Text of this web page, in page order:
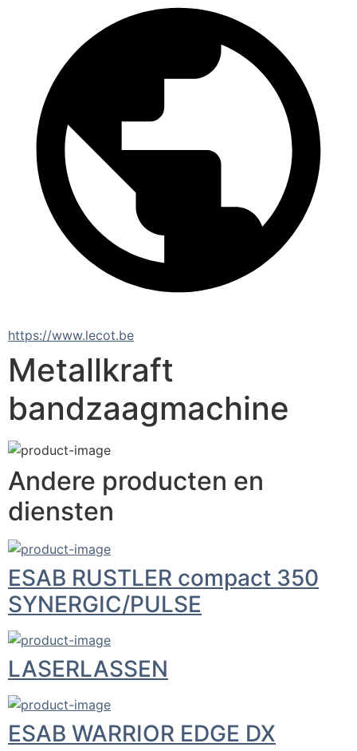
https://www.lecot.be
Metallkraft
bandzaagmachine
Andere producten en
diensten
ESAB RUSTLER compact 350
SYNERGIC/PULSE
LASERLASSEN
ESAB WARRIOR EDGE DX